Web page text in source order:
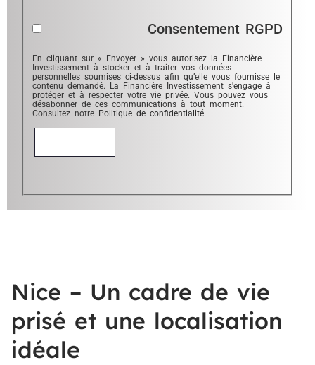
Consentement RGPD
En cliquant sur « Envoyer » vous autorisez la Financière
Investissement à stocker et à traiter vos données
personnelles soumises ci-dessus afin qu’elle vous fournisse le
contenu demandé. La Financière Investissement s'engage à
protéger et à respecter votre vie privée. Vous pouvez vous
désabonner de ces communications à tout moment.
Consultez notre Politique de confidentialité
Nice – Un cadre de vie
prisé et une localisation
idéale